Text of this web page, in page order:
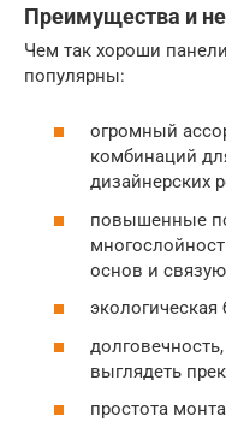
Преимущества и
Чем так хороши
популярны:
огромный
комбинаций
дизайнерских
повышенные
основ и
экологическая
выглядеть
простота